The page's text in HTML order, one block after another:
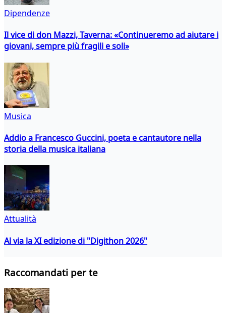
Dipendenze
Il vice di don Mazzi, Taverna: «Continueremo ad aiutare i
giovani, sempre più fragili e soli»
Musica
Addio a Francesco Guccini, poeta e cantautore nella
storia della musica italiana
Attualità
Al via la XI edizione di "Digithon 2026"
Raccomandati per te